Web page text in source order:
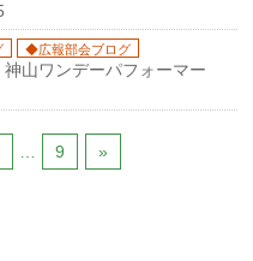
◆広報部会ブログ
山ワンデーパフォーマー
9 »